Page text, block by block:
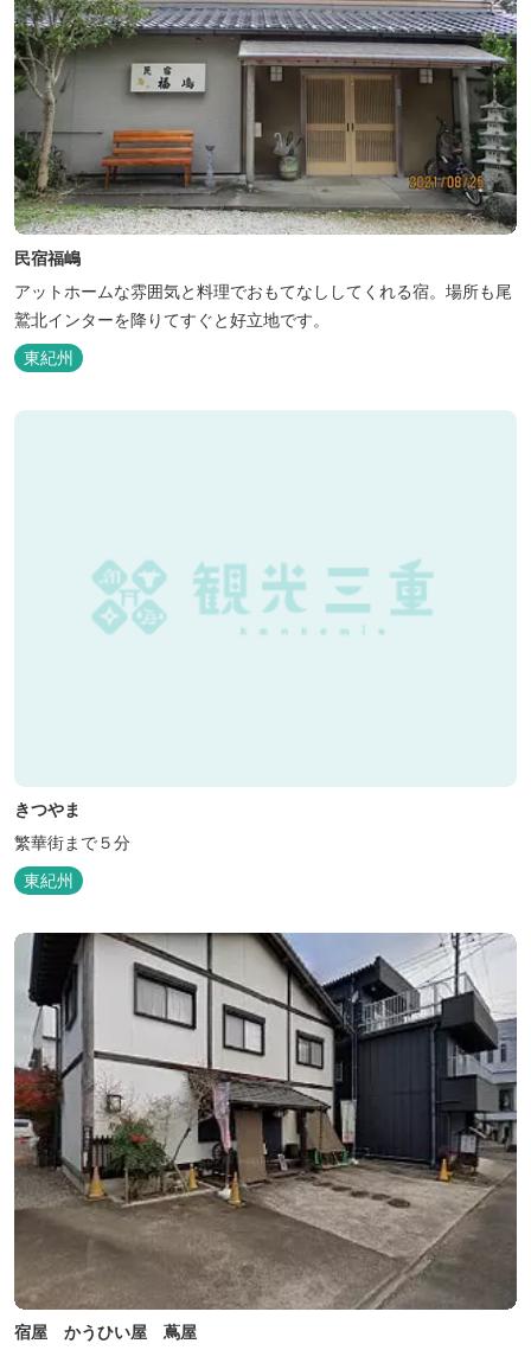
民宿福嶋
アットホームな雰囲気と料理でおもてなししてくれる宿。場所も尾
鷲北インターを降りてすぐと好立地です。
東紀州
きつやま
繁華街まで５分
東紀州
宿屋 かうひい屋 蔦屋